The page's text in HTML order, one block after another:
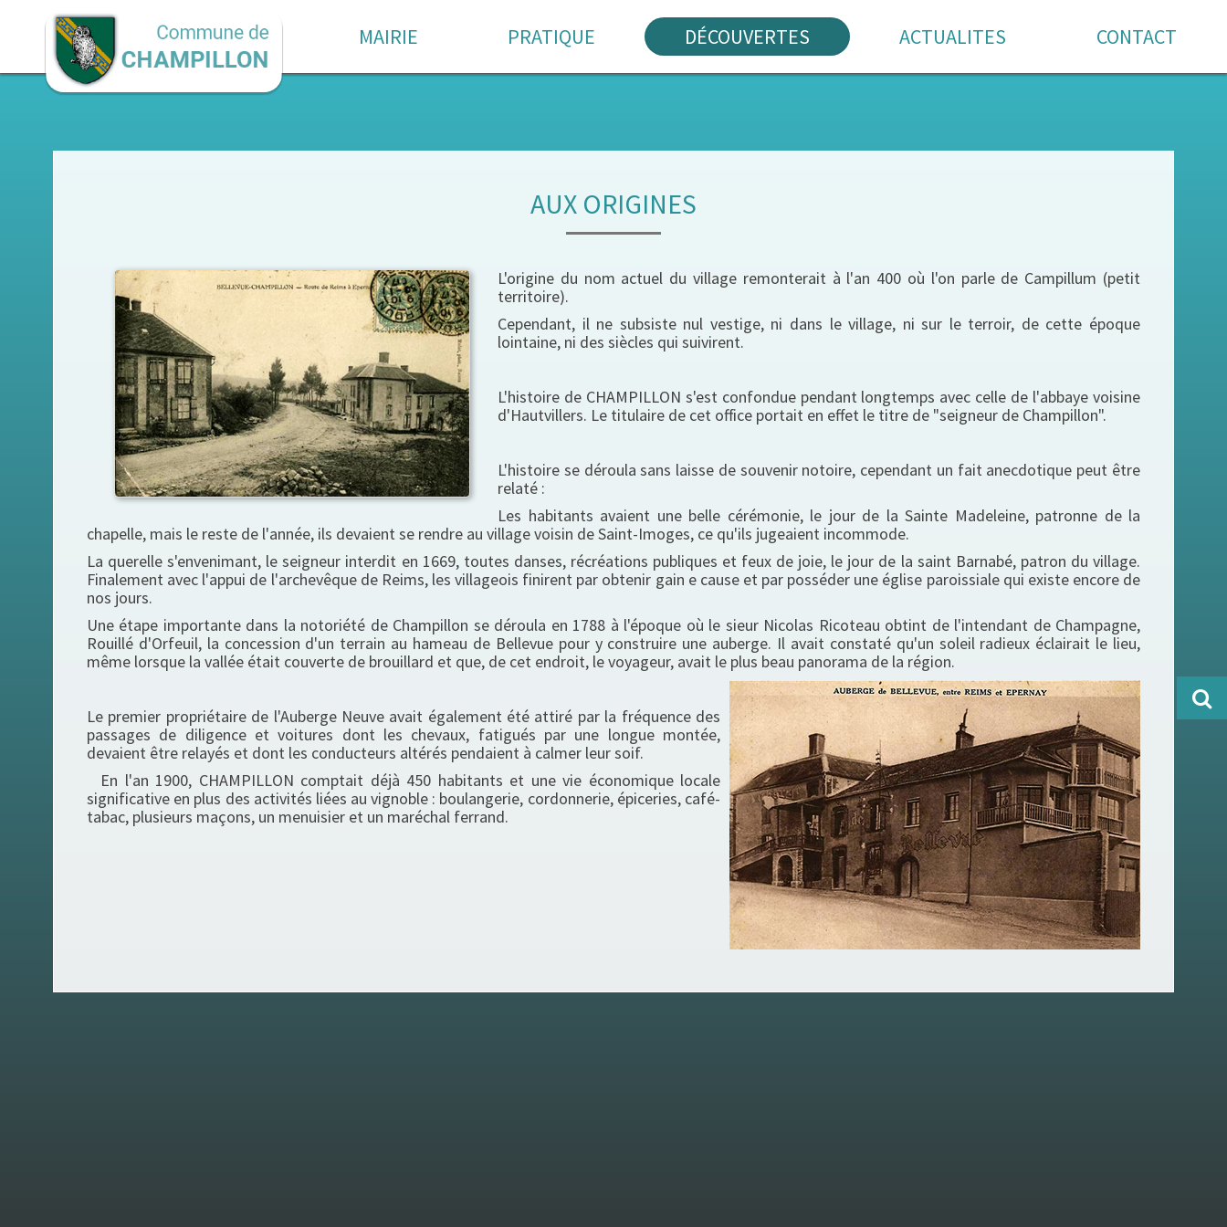
MAIRIE PRATIQUE DÉCOUVERTES ACTUALITES CONTACT
AUX ORIGINES
L'origine du nom actuel du village remonterait à l'an 400 où l'on parle de Campillum (petit
territoire).
Cependant, il ne subsiste nul vestige, ni dans le village, ni sur le terroir, de cette époque
lointaine, ni des siècles qui suivirent.
L'histoire de CHAMPILLON s'est confondue pendant longtemps avec celle de l'abbaye voisine
d'Hautvillers. Le titulaire de cet office portait en effet le titre de "seigneur de Champillon".
L'histoire se déroula sans laisse de souvenir notoire, cependant un fait anecdotique peut être
relaté :
Les habitants avaient une belle cérémonie, le jour de la Sainte Madeleine, patronne de la
chapelle, mais le reste de l'année, ils devaient se rendre au village voisin de Saint-Imoges, ce qu'ils jugeaient incommode.
La querelle s'envenimant, le seigneur interdit en 1669, toutes danses, récréations publiques et feux de joie, le jour de la saint Barnabé, patron du village.
Finalement avec l'appui de l'archevêque de Reims, les villageois finirent par obtenir gain e cause et par posséder une église paroissiale qui existe encore de
nos jours.
Une étape importante dans la notoriété de Champillon se déroula en 1788 à l'époque où le sieur Nicolas Ricoteau obtint de l'intendant de Champagne,
Rouillé d'Orfeuil, la concession d'un terrain au hameau de Bellevue pour y construire une auberge. Il avait constaté qu'un soleil radieux éclairait le lieu,
même lorsque la vallée était couverte de brouillard et que, de cet endroit, le voyageur, avait le plus beau panorama de la région.
Le premier propriétaire de l'Auberge Neuve avait également été attiré par la fréquence des
passages de diligence et voitures dont les chevaux, fatigués par une longue montée,
devaient être relayés et dont les conducteurs altérés pendaient à calmer leur soif.
En l'an 1900, CHAMPILLON comptait déjà 450 habitants et une vie économique locale
significative en plus des activités liées au vignoble : boulangerie, cordonnerie, épiceries, café-
tabac, plusieurs maçons, un menuisier et un maréchal ferrand.